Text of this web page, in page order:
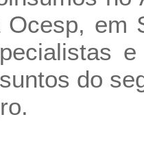
Ocesp, em
do